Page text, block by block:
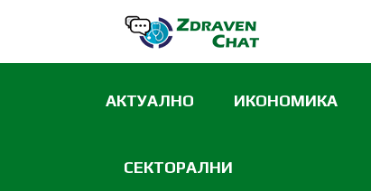
АКТУАЛНО ИКОНОМИКА
СЕКТОРАЛНИ